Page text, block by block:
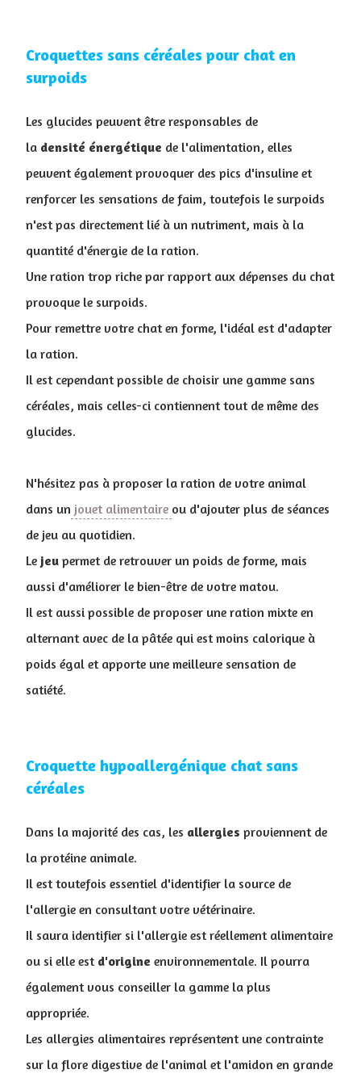
Croquettes sans céréales pour chat en
surpoids
Les glucides peuvent être responsables de
la densité énergétique de l'alimentation, elles
peuvent également provoquer des pics d'insuline et
renforcer les sensations de faim, toutefois le surpoids
n'est pas directement lié à un nutriment, mais à la
quantité d'énergie de la ration.
Une ration trop riche par rapport aux dépenses du chat
provoque le surpoids.
Pour remettre votre chat en forme, l'idéal est d'adapter
la ration.
Il est cependant possible de choisir une gamme sans
céréales, mais celles-ci contiennent tout de même des
glucides.
N'hésitez pas à proposer la ration de votre animal
dans un jouet alimentaire ou d'ajouter plus de séances
de jeu au quotidien.
Le jeu permet de retrouver un poids de forme, mais
aussi d'améliorer le bien-être de votre matou.
Il est aussi possible de proposer une ration mixte en
alternant avec de la pâtée qui est moins calorique à
poids égal et apporte une meilleure sensation de
satiété.
Croquette hypoallergénique chat sans
céréales
Dans la majorité des cas, les allergies proviennent de
la protéine animale.
Il est toutefois essentiel d'identifier la source de
l'allergie en consultant votre vétérinaire.
Il saura identifier si l'allergie est réellement alimentaire
ou si elle est d'origine environnementale. Il pourra
également vous conseiller la gamme la plus
appropriée.
Les allergies alimentaires représentent une contrainte
sur la flore digestive de l'animal et l'amidon en grande